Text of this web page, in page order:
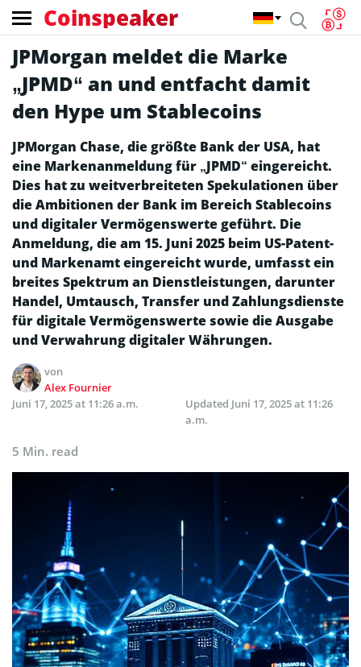
Coinspeaker
JPMorgan meldet die Marke
„JPMD“ an und entfacht damit
den Hype um Stablecoins
JPMorgan Chase, die größte Bank der USA, hat
eine Markenanmeldung für „JPMD“ eingereicht.
Dies hat zu weitverbreiteten Spekulationen über
die Ambitionen der Bank im Bereich Stablecoins
und digitaler Vermögenswerte geführt. Die
Anmeldung, die am 15. Juni 2025 beim US-Patent-
und Markenamt eingereicht wurde, umfasst ein
breites Spektrum an Dienstleistungen, darunter
Handel, Umtausch, Transfer und Zahlungsdienste
für digitale Vermögenswerte sowie die Ausgabe
und Verwahrung digitaler Währungen.
von
Alex Fournier
Juni 17, 2025 at 11:26 a.m.
Updated Juni 17, 2025 at 11:26
a.m.
5 Min. read